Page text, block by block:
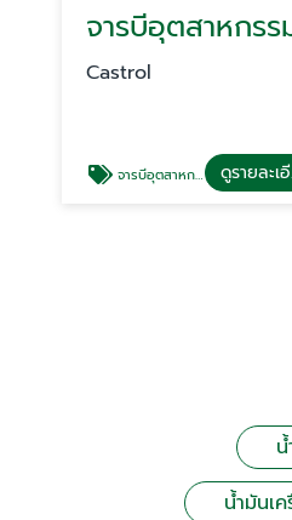
จารบีอุตสาหกรร
Castrol
จารบีอุตสาหกรรม ดู
น้ำมันเ